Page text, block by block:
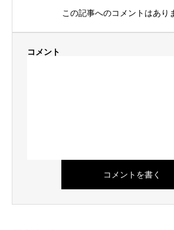
この記事へのコメントはあり
コメント